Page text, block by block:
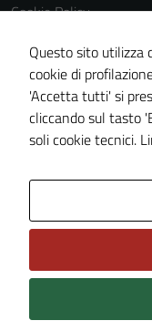
Cookie Policy
Note legali
Dichiarazione di
Obiettivi di accessibilità
Piano di
Technical
Questo sito utilizza
cookie di
'Accetta tutti' si
cliccando sul tasto
soli cookie tecnici.